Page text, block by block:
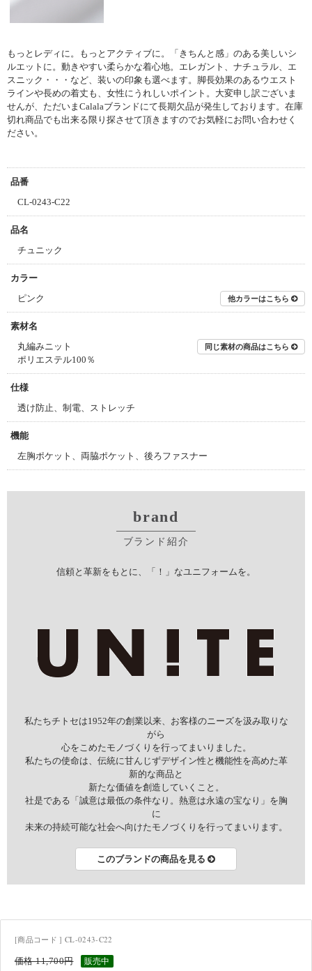
もっとレディに。もっとアクティブに。
「きちんと感」のある美しいシ
ルエットに。 動きやすい柔らかな着心地。 エレガント、ナチュラル、エ
スニック・・・など、 装いの印象も選べます。 脚長効果のあるウエスト
ラインや長めの着丈も、 女性にうれしいポイント。 大変申し訳ございま
せんが、ただいまCalalaブランドにて長期欠品が発生しております。 在庫
切れ商品でも出来る限り探させて頂きますのでお気軽にお問い合わせく
ださい。
品番
CL-0243-C22
品名
チュニック
カラー
ピンク
他カラーはこちら
素材名
丸編みニット
ポリエステル100％
同じ素材の商品はこちら
仕様
透け防止、制電、ストレッチ
機能
左胸ポケット、両脇ポケット、後ろファスナー
brand
ブランド紹介
信頼と革新をもとに、「！」なユニフォームを。
私たちチトセは1952年の創業以来、お客様のニーズを汲み取りな
がら
心をこめたモノづくりを行ってまいりました。
私たちの使命は、伝統に甘んじずデザイン性と機能性を高めた革
新的な商品と
新たな価値を創造していくこと。
社是である「誠意は最低の条件なり。熱意は永遠の宝なり」を胸
に
未来の持続可能な社会へ向けたモノづくりを行ってまいります。
このブランドの商品を見る
[商品コード ] CL-0243-C22
価格 11,700円 販売中